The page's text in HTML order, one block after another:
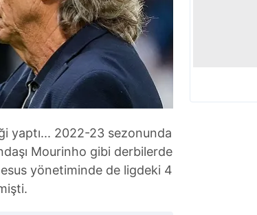
yaptı... 2022-23 sezonunda
Mourinho gibi derbilerde
yönetiminde de ligdeki 4